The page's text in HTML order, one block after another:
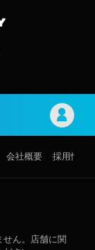
会社概要 採用情報
ん。店舗に関